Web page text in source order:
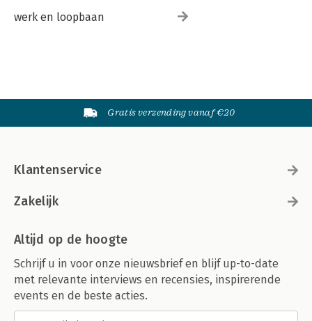
werk en loopbaan
Gratis verzending vanaf €20
Klantenservice
Zakelijk
Altijd op de hoogte
Schrijf u in voor onze nieuwsbrief en blijf up-to-date
met relevante interviews en recensies, inspirerende
events en de beste acties.